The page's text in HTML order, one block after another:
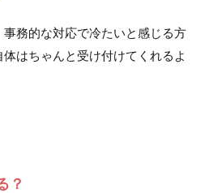
務的な対応で冷たいと感じる方
はちゃんと受け付けてくれるよ
？